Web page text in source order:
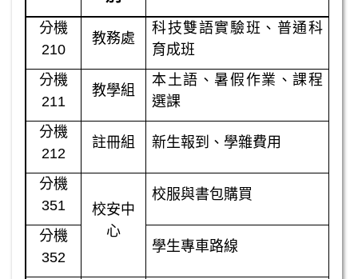
分機
210
教務處
科技雙語實驗班、普通科
育成班
分機
211
教學組
本土語、暑假作業、課程
選課
分機
212
註冊組 新生報到、學雜費用
分機
351
校安中
心
校服與書包購買
分機
352
學生專車路線